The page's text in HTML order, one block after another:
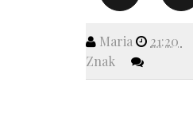
Maria 21:20
Znak